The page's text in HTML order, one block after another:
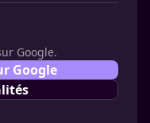
Google.
Google